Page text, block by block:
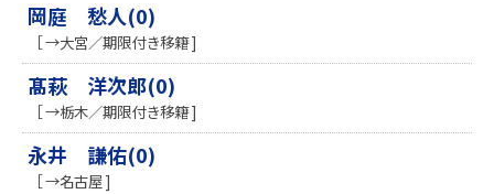
岡庭 愁人(0)
［ →大宮／期限付き移籍 ]
髙萩 洋次郎(0)
［ →栃木／期限付き移籍 ]
永井 謙佑(0)
［ →名古屋 ]